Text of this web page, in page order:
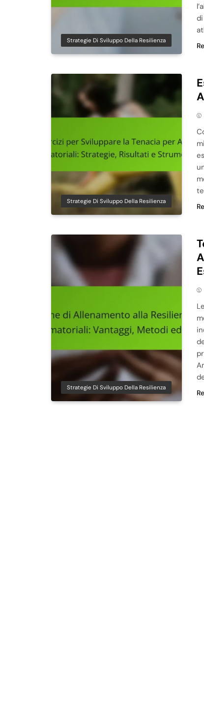
Strategie Di Sviluppo Della Resilienza
Strategie Di Sviluppo Della Resilienza
Strategie Di Sviluppo Della Resilienza